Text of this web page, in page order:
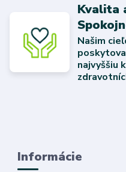
Kvalita
Našim
najvyššiu
Informácie